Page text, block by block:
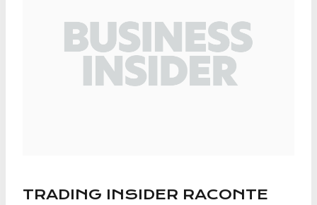
TRADING INSIDER RACONTE